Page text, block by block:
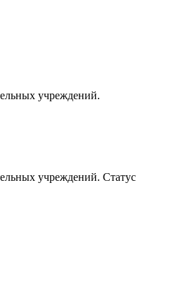
учреждений.
учреждений. Статус